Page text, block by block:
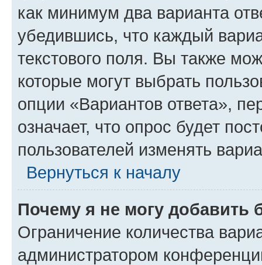
как минимум два варианта
убедившись, что каждый
текстового поля. Вы также
которые могут выбрать
опции «Вариантов ответа»,
означает, что опрос будет
пользователей изменять
Вернуться к началу
Почему я не могу добавить
Ограничение количества
администратором